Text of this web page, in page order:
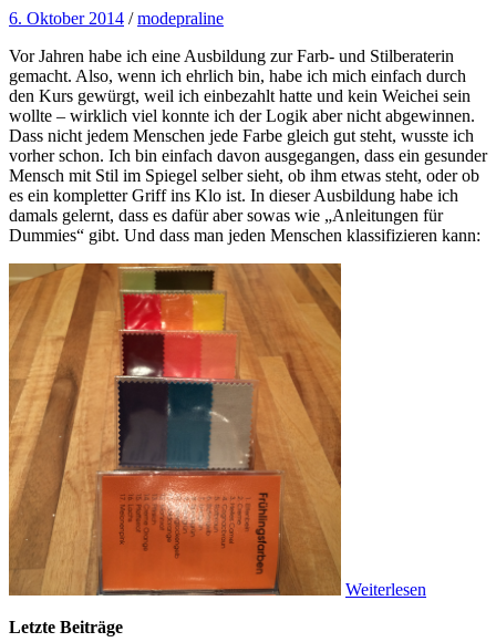
6. Oktober 2014 /modepraline
Vor Jahren habe ich eine Ausbildung zur Farb- und Stilberaterin
gemacht. Also, wenn ich ehrlich bin, habe ich mich einfach durch
den Kurs gewürgt, weil ich einbezahlt hatte und kein Weichei sein
wollte – wirklich viel konnte ich der Logik aber nicht abgewinnen.
Dass nicht jedem Menschen jede Farbe gleich gut steht, wusste ich
vorher schon. Ich bin einfach davon ausgegangen, dass ein gesunder
Mensch mit Stil im Spiegel selber sieht, ob ihm etwas steht, oder ob
es ein kompletter Griff ins Klo ist. In dieser Ausbildung habe ich
damals gelernt, dass es dafür aber sowas wie „Anleitungen für
Dummies“ gibt. Und dass man jeden Menschen klassifizieren kann:
Weiterlesen
Letzte Beiträge